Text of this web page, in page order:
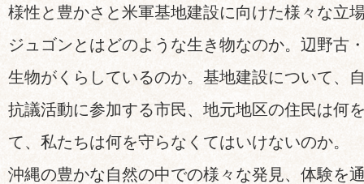
様性と豊かさと米軍基地建設に向けた様々な立
ジュゴンとはどのような生き物なのか。辺野古
生物がくらしているのか。基地建設について、
抗議活動に参加する市民、地元地区の住民は何
て、私たちは何を守らなくてはいけないのか。
沖縄の豊かな自然の中での様々な発見、体験を